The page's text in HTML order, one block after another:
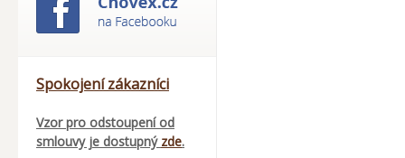
Spokojení zákazníci
Vzor pro odstoupení od
smlouvy je dostupný zde.